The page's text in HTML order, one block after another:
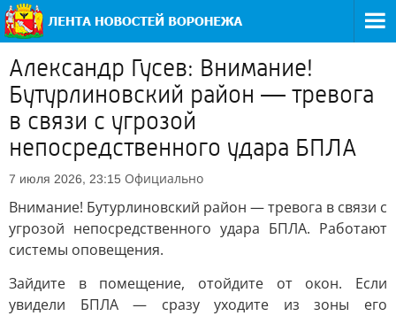
Александр Гусев: Внимание!
Бутурлиновский район — тревога
в связи с угрозой
непосредственного удара БПЛА
7 июля 2026, 23:15 Официально
Внимание! Бутурлиновский район — тревога в связи с
угрозой непосредственного удара БПЛА. Работают
системы оповещения.
Зайдите в помещение, отойдите от окон. Если
увидели БПЛА — сразу уходите из зоны его